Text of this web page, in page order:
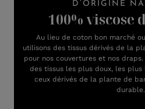
D’ORIGINE
100% viscose
Au lieu de coton bon marché
utilisons des tissus dérivés de la
pour nos couvertures et nos
des tissus les plus doux, les
ceux dérivés de la plante de
durable.